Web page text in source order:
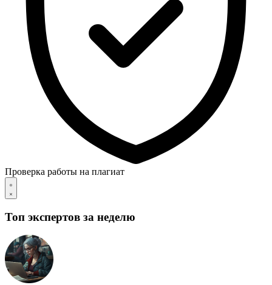
Проверка работы на плагиат
Топ экспертов за неделю